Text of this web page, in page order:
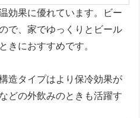
効果に優れています。ビー
で、家でゆっくりとビール
きにおすすめです。
造タイプはより保冷効果が
どの外飲みのときも活躍す